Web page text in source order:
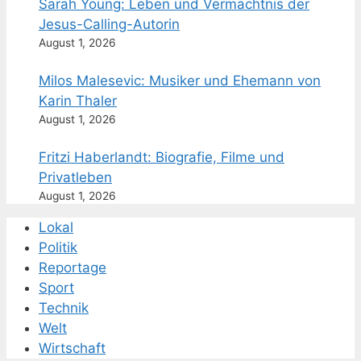
Sarah Young: Leben und Vermächtnis der
Jesus-Calling-Autorin
August 1, 2026
Milos Malesevic: Musiker und Ehemann von
Karin Thaler
August 1, 2026
Fritzi Haberlandt: Biografie, Filme und
Privatleben
August 1, 2026
Lokal
Politik
Reportage
Sport
Technik
Welt
Wirtschaft